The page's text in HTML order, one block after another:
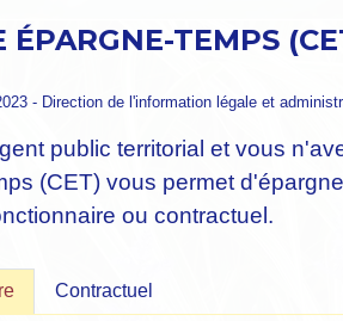
ÉPARGNE-TEMPS
- Direction de l'information légale et
public territorial et vous
(CET) vous permet
ou contractuel.
Contractuel